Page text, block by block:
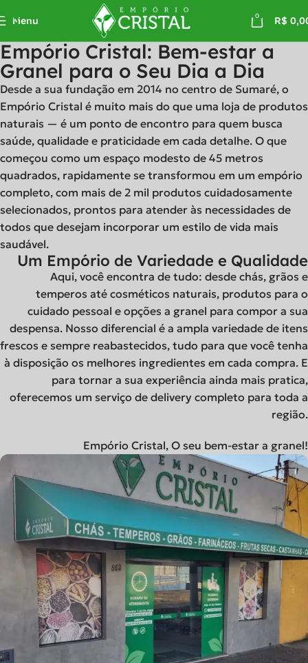
Skip to navigation
Skip to main content
Menu 0 R$
Empório Cristal: Bem-estar a
Granel para o Seu Dia a Dia
Desde a sua fundação em 2014 no centro de Sumaré, o
Empório Cristal é muito mais do que uma loja de produtos
naturais — é um ponto de encontro para quem busca
saúde, qualidade e praticidade em cada detalhe. O que
começou como um espaço modesto de 45 metros
quadrados, rapidamente se transformou em um empório
completo, com mais de 2 mil produtos cuidadosamente
selecionados, prontos para atender às necessidades de
todos que desejam incorporar um estilo de vida mais
saudável.
Um Empório de Variedade e Qualidade
Aqui, você encontra de tudo: desde chás, grãos e
temperos até cosméticos naturais, produtos para o
cuidado pessoal e opções a granel para compor a sua
despensa. Nosso diferencial é a ampla variedade de itens
frescos e sempre reabastecidos, tudo para que você tenha
à disposição os melhores ingredientes em cada compra. E
para tornar a sua experiência ainda mais pratica,
oferecemos um serviço de delivery completo para toda a
região.
Empório Cristal, O seu bem-estar a granel!